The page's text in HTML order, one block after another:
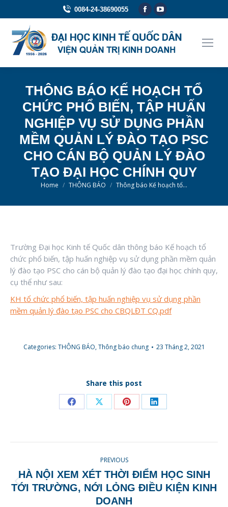
0084-24-38690055
Facebook
opens
in
YouTube
opens
in
THÔNG BÁO KẾ HOẠCH TỔ
CHỨC PHỔ BIẾN, TẬP HUẤN
NGHIỆP VỤ SỬ DỤNG PHẦN
MỀM QUẢN LÝ ĐÀO TẠO PSC
CHO CÁN BỘ QUẢN LÝ ĐÀO
TẠO ĐẠI HỌC CHÍNH QUY
You are here:
Home THÔNG BÁO Thông báo Kế hoạch tổ…
Trường Đại học Kinh tế Quốc dân thông báo Kế hoạch tổ
chức phổ biến, tập huấn nghiệp vụ sử dụng phần mềm quản
lý đào tạo PSC cho cán bộ quản lý đào tạo đại học chính quy,
cụ thể như sau:
KH tổ chức phổ biến, tập huấn nghiệp vụ sử dụng phần
mềm quản lý đào tạo PSC cho CBQLĐT CQ.pdf
Categories: THÔNG BÁO,Thông báo chung 23 Tháng 2, 2021
Share this post
Share Share Share Share
NAVIGATION
PREVIOUS
Previous
post:
HÀ NỘI XEM XÉT THỜI ĐIỂM HỌC SINH
TỚI TRƯỜNG, NỚI LỎNG ĐIỀU KIỆN KINH
DOANH